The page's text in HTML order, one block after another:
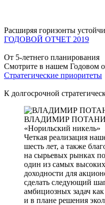
Расширяя горизонты
ГОДОВОЙ ОТЧЕТ 2019
От 5-летнего планирования
Смотрите в нашем Годовом
Стратегические приоритеты
К долгосрочной
ВЛАДИМИР
«Норильский никель»
Четкая реализация
шесть лет, а также
на сырьевых рынках
один из самых
доходности для
сделать следующий
амбициозных задач
и в плане решения